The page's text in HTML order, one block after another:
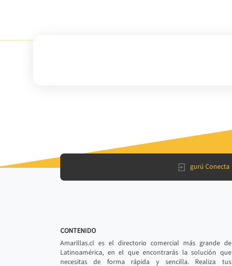
gurú Conecta
CONTENIDO
Amarillas.cl es el directorio comercial más grande de
Latinoamérica, en el que encontrarás la solución que
necesitas de forma rápida y sencilla. Realiza tus